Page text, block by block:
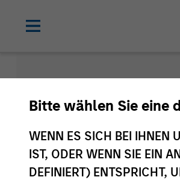
Bitte wählen Sie eine
WENN ES SICH BEI IHNEN
IST, ODER WENN SIE EIN
DEFINIERT) ENTSPRICHT,
Funds